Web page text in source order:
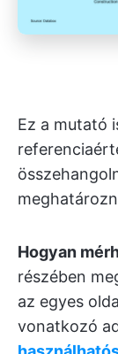
Ez a mutató
Hogyan
részében
az egyes
vonatkozó